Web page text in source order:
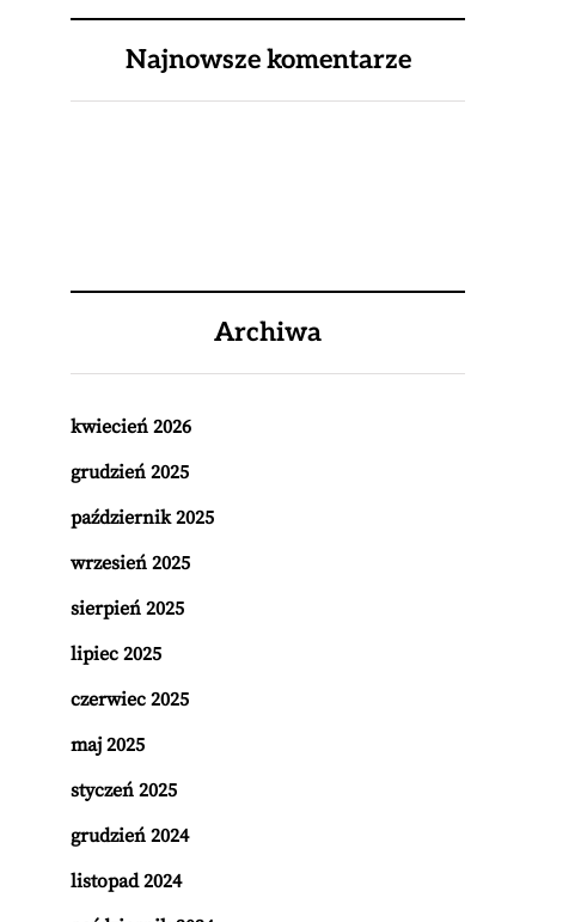
Najnowsze komentarze
Archiwa
kwiecień 2026
grudzień 2025
październik 2025
wrzesień 2025
sierpień 2025
lipiec 2025
czerwiec 2025
maj 2025
styczeń 2025
grudzień 2024
listopad 2024